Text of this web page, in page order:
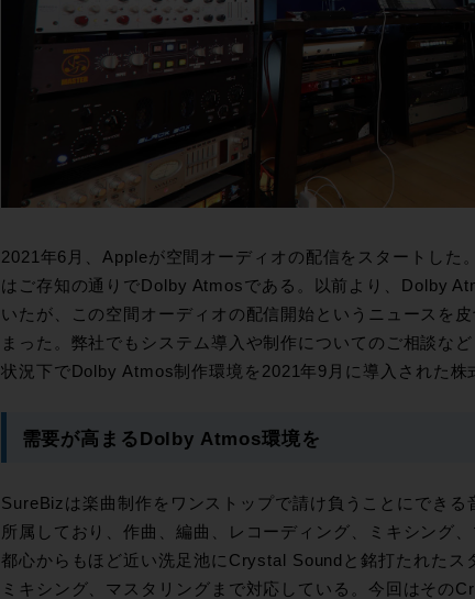
2021年6月、Appleが空間オーディオの配信をスタートした
はご存知の通りでDolby Atmosである。以前より、Dolby
いたが、この空間オーディオの配信開始というニュースを
まった。弊社でもシステム導入や制作についてのご相談な
状況下でDolby Atmos制作環境を2021年9月に導入された株
需要が高まるDolby Atmos環境を
SureBizは楽曲制作をワンストップで請け負うことにでき
所属しており、作曲、編曲、レコーディング、ミキシング
都心からもほど近い洗足池にCrystal Soundと銘打たれたス
ミキシング、マスタリングまで対応している。今回はその